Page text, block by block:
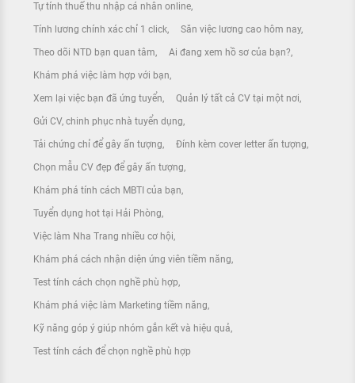
Tự tính thuế thu nhập cá nhân online
Tính lương chính xác chỉ 1 click Săn việc lương cao hôm nay
Theo dõi NTD bạn quan tâm Ai đang xem hồ sơ của bạn?
Khám phá việc làm hợp với bạn
Xem lại việc bạn đã ứng tuyển Quản lý tất cả CV tại một nơi
Gửi CV, chinh phục nhà tuyển dụng
Tải chứng chỉ để gây ấn tượng Đính kèm cover letter ấn tượng
Chọn mẫu CV đẹp để gây ấn tượng
Khám phá tính cách MBTI của bạn
Tuyển dụng hot tại Hải Phòng
Việc làm Nha Trang nhiều cơ hội
Khám phá cách nhận diện ứng viên tiềm năng
Test tính cách chọn nghề phù hợp
Khám phá việc làm Marketing tiềm năng
Kỹ năng góp ý giúp nhóm gắn kết và hiệu quả
Test tính cách để chọn nghề phù hợp